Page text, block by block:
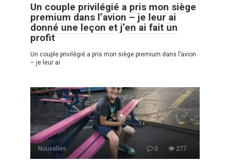
Un couple privilégié a pris mon siège
premium dans l’avion – je leur ai
donné une leçon et j’en ai fait un
profit
Un couple privilégié a pris mon siège premium dans l’avion
– je leur ai
Nouvelles 0 277